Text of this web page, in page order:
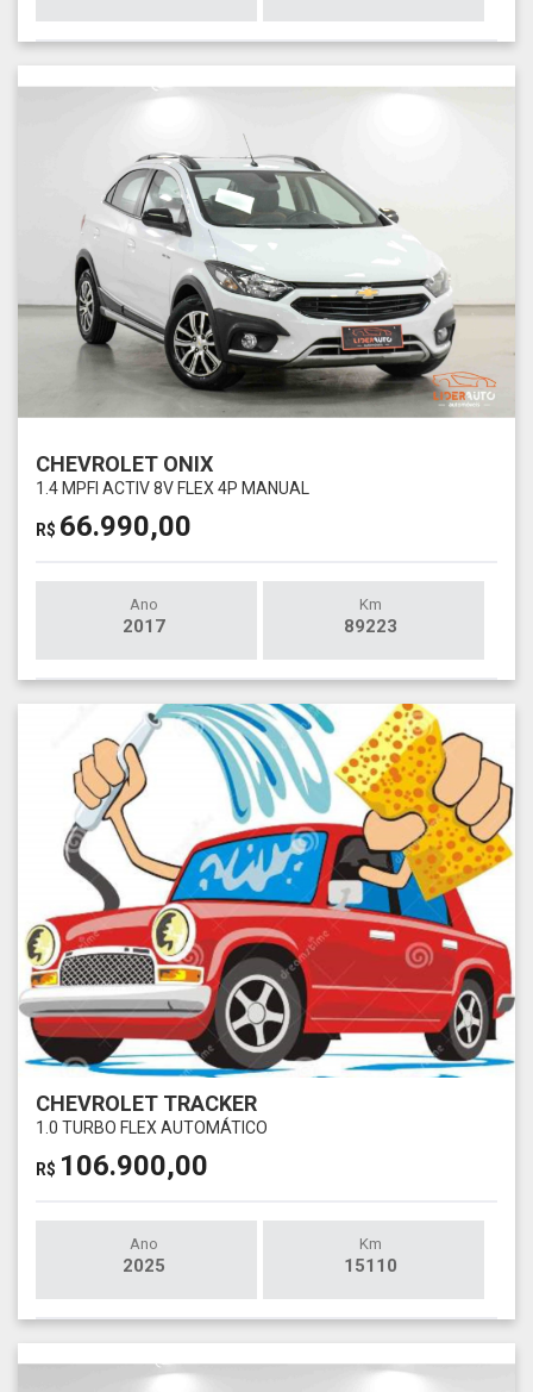
CHEVROLET ONIX
1.4 MPFI ACTIV 8V FLEX 4P MANUAL
R$ 66.990,00
Ano
2017
Km
89223
CHEVROLET TRACKER
1.0 TURBO FLEX AUTOMÁTICO
R$ 106.900,00
Ano
2025
Km
15110